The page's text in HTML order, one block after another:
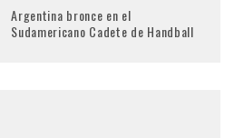
Argentina bronce en el
Sudamericano Cadete de Handball